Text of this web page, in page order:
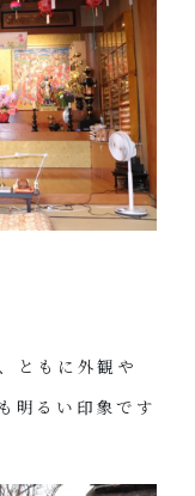
ともに外観や
明るい印象です